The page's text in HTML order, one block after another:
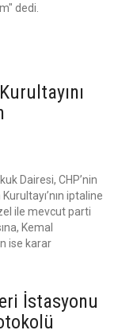
dedi.
Dairesi, CHP’nin
iptaline
ile mevcut parti
Kemal
ise karar
İstasyonu